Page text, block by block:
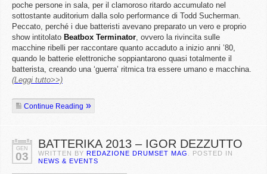
poche persone in sala, per il clamoroso ritardo accumulato nel
sottostante auditorium dalla solo performance di Todd Sucherman.
Peccato, perché i due batteristi avevano preparato un vero e proprio
show intitolato Beatbox Terminator, ovvero la rivincita sulle
macchine ribelli per raccontare quanto accaduto a inizio anni ’80,
quando le batterie elettroniche soppiantarono quasi totalmente il
batterista, creando una ‘guerra’ ritmica tra essere umano e macchina.
(Leggi tutto>>)
Continue Reading
GEN
03
BATTERIKA 2013 – IGOR DEZZUTTO
WRITTEN BY REDAZIONE DRUMSET MAG
. POSTED IN
NEWS & EVENTS